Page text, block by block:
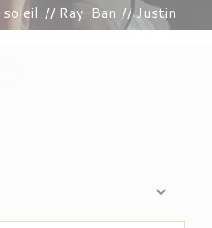
Ray-Ban Justin